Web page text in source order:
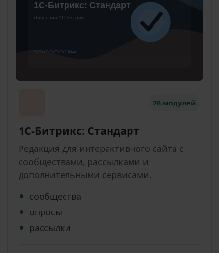
26 модулей
1С-Битрикс: Стандарт
Редакция для интерактивного сайта с
сообществами, рассылками и
дополнительными сервисами.
сообщества
опросы
рассылки